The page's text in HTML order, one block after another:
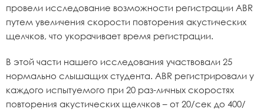
провели исследование возможности регистрации ABR
путем увеличения скорости повторения акустических
щелчков, что укорачивает время регистрации.
В этой части нашего исследования участвовали 25
нормально слышащих студента. ABR регистрировали у
каждого испытуемого при 20 раз-личных скоростях
повторения акустических щелчков – от 20/сек до 400/